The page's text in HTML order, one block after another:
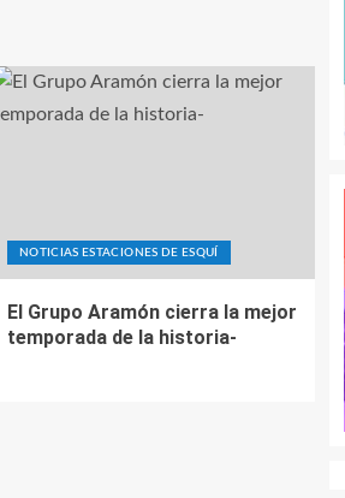
NOTICIAS ESTACIONES DE ESQUÍ
El Grupo Aramón cierra la mejor
temporada de la historia-